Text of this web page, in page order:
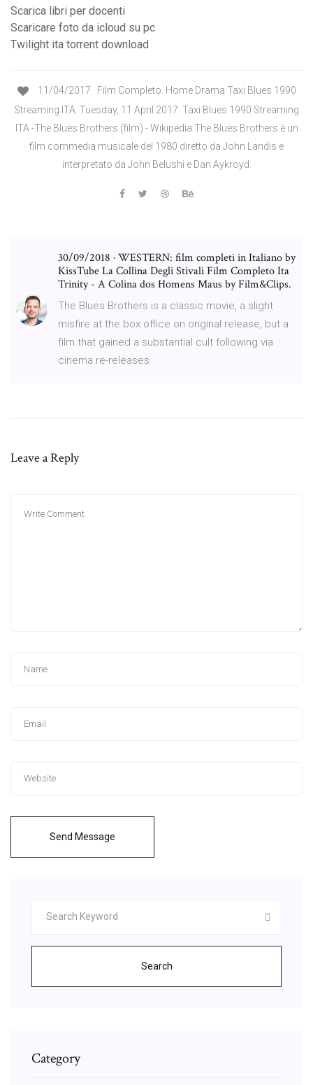
Scarica libri per docenti
Scaricare foto da icloud su pc
Twilight ita torrent download
11/04/2017 · Film Completo. Home Drama Taxi Blues 1990
Streaming ITA. Tuesday, 11 April 2017. Taxi Blues 1990 Streaming
ITA -The Blues Brothers (film) - Wikipedia.The Blues Brothers è un
film commedia musicale del 1980 diretto da John Landis e
interpretato da John Belushi e Dan Aykroyd.
30/09/2018 · WESTERN: film completi in Italiano by
KissTube La Collina Degli Stivali Film Completo Ita
Trinity - A Colina dos Homens Maus by Film&Clips.
The Blues Brothers is a classic movie, a slight
misfire at the box office on original release, but a
film that gained a substantial cult following via
cinema re-releases
Leave a Reply
Send Message
Search
Category